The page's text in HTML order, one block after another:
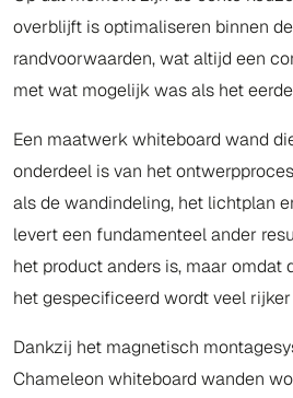
overblijft is optimaliseren binnen
randvoorwaarden, wat altijd een
met wat mogelijk was als het
Een maatwerk whiteboard wand
onderdeel is van het
als de wandindeling, het lichtplan
levert een fundamenteel ander
het product anders is, maar omdat
het gespecificeerd wordt veel rijker
Dankzij het magnetisch
Chameleon whiteboard wanden